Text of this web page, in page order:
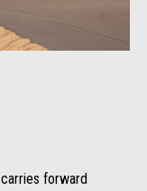
forward